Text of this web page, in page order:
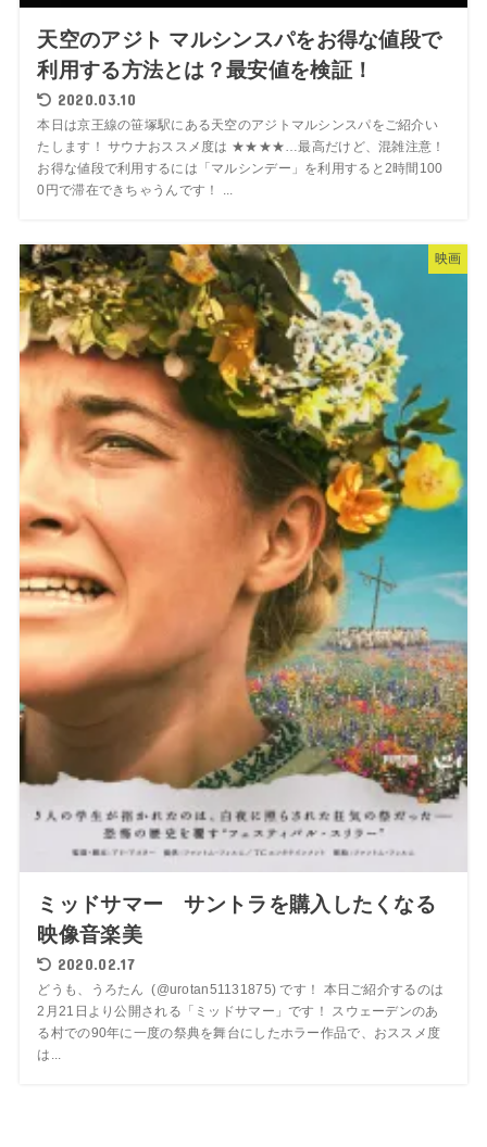
天空のアジト マルシンスパをお得な値段で
利用する方法とは？最安値を検証！
2020.03.10
本日は京王線の笹塚駅にある天空のアジトマルシンスパをご紹介い
たします！ サウナおススメ度は ★★★★…最高だけど、混雑注意！
お得な値段で利用するには「マルシンデー」を利用すると2時間100
0円で滞在できちゃうんです！ ...
映画
ミッドサマー サントラを購入したくなる
映像音楽美
2020.02.17
どうも、うろたん (@urotan51131875) です！ 本日ご紹介するのは
2月21日より公開される「ミッドサマー」です！ スウェーデンのあ
る村での90年に一度の祭典を舞台にしたホラー作品で、おススメ度
は...